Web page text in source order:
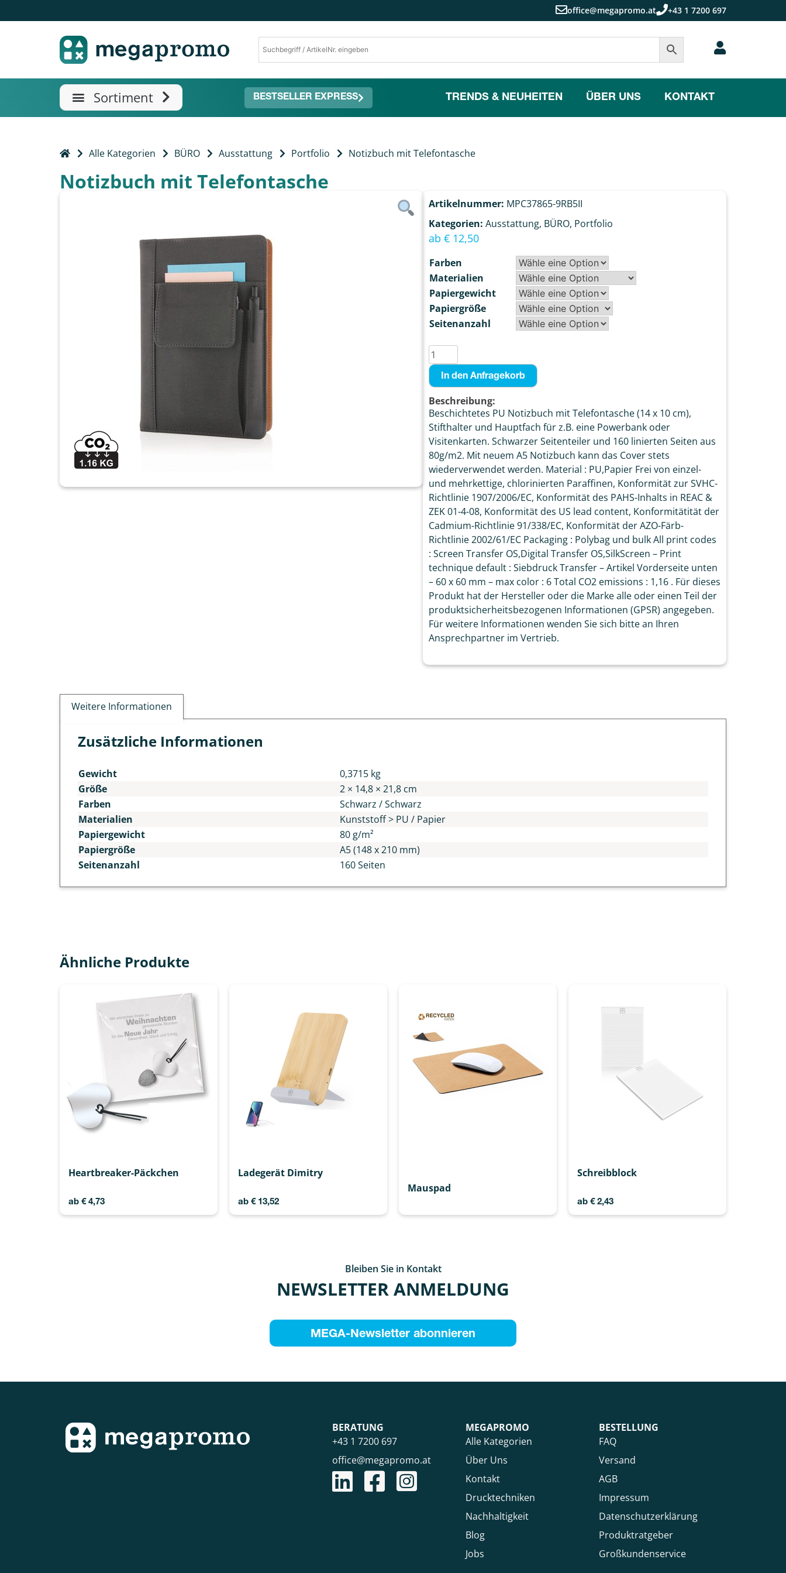
office@megapromo.at +43 1 7200 697
BESTSELLER EXPRESS TRENDS & NEUHEITEN ÜBER UNS KONTAKT
Alle Kategorien BÜRO Ausstattung Portfolio Notizbuch mit Telefontasche
Notizbuch mit Telefontasche
Artikelnummer: MPC37865-9RB5II
Kategorien: Ausstattung, BÜRO, Portfolio
ab €12,50
Farben
Materialien
Papiergewicht
Papiergröße
Seitenanzahl
In den Anfragekorb
Beschreibung:
Beschichtetes PU Notizbuch mit Telefontasche (14 x 10 cm),
Stifthalter und Hauptfach für z.B. eine Powerbank oder
Visitenkarten. Schwarzer Seitenteiler und 160 linierten Seiten aus
80g/m2. Mit neuem A5 Notizbuch kann das Cover stets
wiederverwendet werden. Material : PU,Papier Frei von einzel-
und mehrkettige, chlorinierten Paraffinen, Konformität zur SVHC-
Richtlinie 1907/2006/EC, Konformität des PAHS-Inhalts in REAC &
ZEK 01-4-08, Konformität des US lead content, Konformitätität der
Cadmium-Richtlinie 91/338/EC, Konformität der AZO-Färb-
Richtlinie 2002/61/EC Packaging : Polybag und bulk All print codes
: Screen Transfer OS,Digital Transfer OS,SilkScreen – Print
technique default : Siebdruck Transfer – Artikel Vorderseite unten
– 60 x 60 mm – max color : 6 Total CO2 emissions : 1,16 . Für dieses
Produkt hat der Hersteller oder die Marke alle oder einen Teil der
produktsicherheitsbezogenen Informationen (GPSR) angegeben.
Für weitere Informationen wenden Sie sich bitte an Ihren
Ansprechpartner im Vertrieb.
Weitere Informationen
Zusätzliche Informationen
Gewicht
0,3715 kg
Größe
2 × 14,8 × 21,8 cm
Farben
Schwarz / Schwarz
Materialien
Kunststoff > PU / Papier
Papiergewicht
80 g/m²
Papiergröße
A5 (148 x 210 mm)
Seitenanzahl
160 Seiten
Ähnliche Produkte
Heartbreaker-Päckchen
ab €4,73
Ladegerät Dimitry
ab €13,52
Mauspad
Schreibblock
ab €2,43
Bleiben Sie in Kontakt
NEWSLETTER ANMELDUNG
MEGA-Newsletter abonnieren
BERATUNG
+43 1 7200 697
office@megapromo.at
MEGAPROMO
Alle Kategorien
Über Uns
Kontakt
Drucktechniken
Nachhaltigkeit
Blog
Jobs
BESTELLUNG
FAQ
Versand
AGB
Impressum
Datenschutzerklärung
Produktratgeber
Großkundenservice